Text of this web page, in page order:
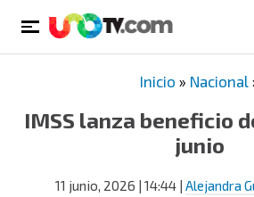
Inicio » Nacional
IMSS lanza beneficio
junio
11 junio, 2026 | 14:44 | Alejandra